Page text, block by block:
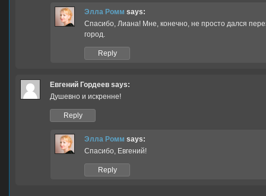
Элла Ромм says:
Спасибо, Лиана! Мне, конечно, не просто дался
город.
Reply
Евгений Гордеев says:
Душевно и искренне!
Reply
Элла Ромм says:
Спасибо, Евгений!
Reply